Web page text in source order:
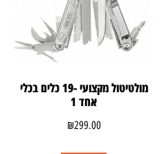
מולטיטול מקצועי -19 כלים בכלי
אחד 1
₪299.00